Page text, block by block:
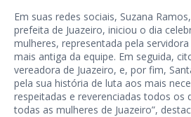
Em suas redes sociais, Suzana
prefeita de Juazeiro, iniciou o dia
mulheres, representada pela
mais antiga da equipe. Em seguida,
vereadora de Juazeiro, e, por fim,
pela sua história de luta aos mais
respeitadas e reverenciadas todos os
todas as mulheres de Juazeiro”,